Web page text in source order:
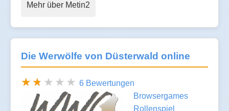
Mehr über Metin2
Die Werwölfe von Düsterwald online
6 Bewertungen
Browsergames
Rollenspiel